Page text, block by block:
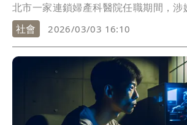
北市一家連鎖婦產科醫院任職期間，涉
散布大量幼童性影像，檢警在他的電腦
多達1970GB的幼童私密照及影片，其
患，新北地檢署日前偵訊羅男後聲押
26日依《兒少性剝削防制條例》及散布
片等罪起訴，並建請法院從重量刑，移
羅男僅承認拍攝但否認散布，法官今
社會 2026/03/03 16:10